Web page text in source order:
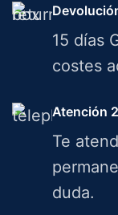
15 días
costes
Atención
Te
duda.